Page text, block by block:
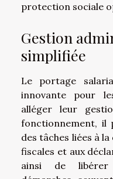
protection sociale
Gestion
simplifiée
Le portage
innovante pour
alléger leur
fonctionnement, il
des tâches liées à
fiscales et aux
ainsi de libérer